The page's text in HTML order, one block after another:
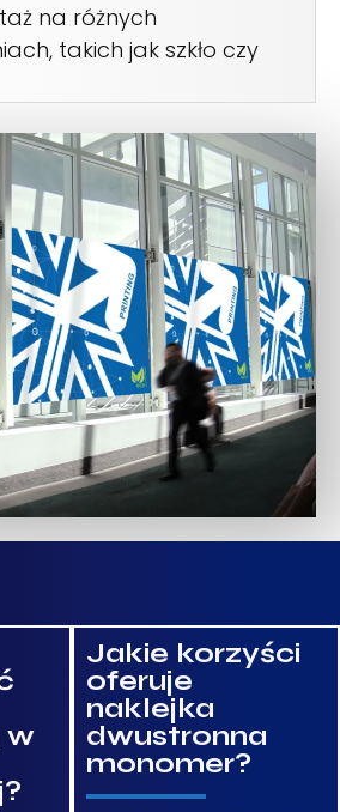
na różnych
takich jak szkło czy
w
Jakie korzyści
oferuje
naklejka
dwustronna
monomer?